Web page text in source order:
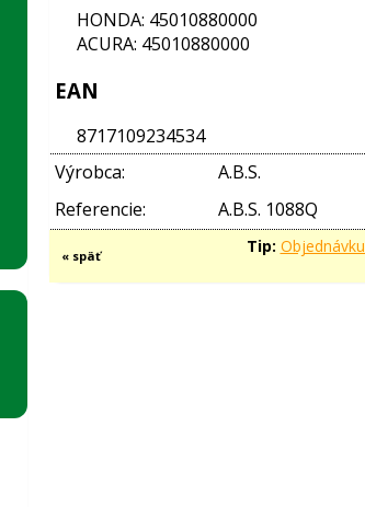
HONDA: 45010880000
ACURA: 45010880000
EAN
8717109234534
Výrobca:
A.B.S.
Referencie:
A.B.S. 1088Q
« späť Tip: Objednávku